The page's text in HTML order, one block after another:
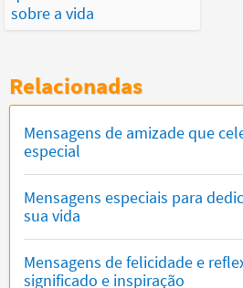
sobre a vida
Relacionadas
Mensagens de amizade que
especial
Mensagens especiais para
sua vida
Mensagens de felicidade e
significado e inspiração